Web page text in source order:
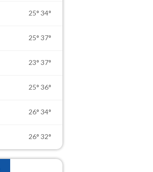
25° 34°
25° 37°
23° 37°
25° 36°
26° 34°
26° 32°